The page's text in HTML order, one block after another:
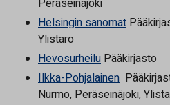
Peräseinäjoki
Helsingin sanomat
Ylistaro
Hevosurheilu Pääkirjasto
Ilkka-Pohjalainen
Nurmo, Peräseinäjoki,